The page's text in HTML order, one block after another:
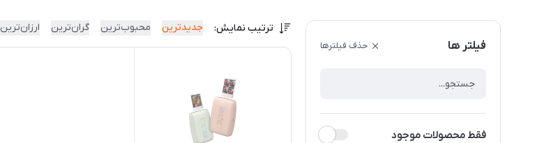
فیلتر ها حذف فیلترها
فقط محصولات موجود
ترتیب نمایش: جدیدترین محبوب‌ترین گران‌ترین ارزان‌ترین